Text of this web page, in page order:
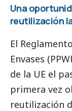
Una
reutilización
El
Envases
de la UE el
primera vez
reutilización